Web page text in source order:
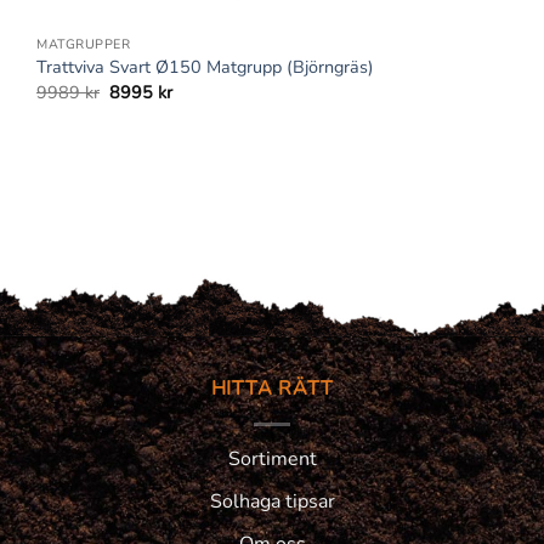
MATGRUPPER
Trattviva Svart Ø150 Matgrupp (Björngräs)
9989kr Det
ursprungliga
8995 krDet
HITTA RÄTT
Sortiment
Solhaga tipsar